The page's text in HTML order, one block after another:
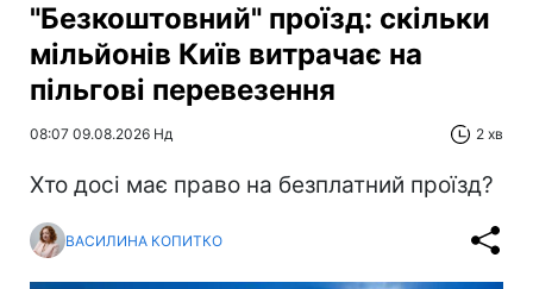
"Безкоштовний" проїзд: скільки
мільйонів Київ витрачає на
пільгові перевезення
08:07 09.08.2026 Нд 2 хв
Хто досі має право на безплатний проїзд?
ВАСИЛИНА КОПИТКО